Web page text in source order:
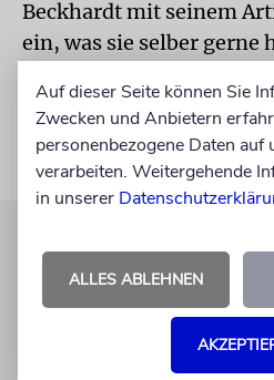
Beckhardt mit seinem
ein, was sie selber gerne
Auf dieser Seite können Sie
Zwecken und Anbietern
personenbezogene Daten auf
verarbeiten. Weitergehende
in unserer
ALLES ABLEHNEN